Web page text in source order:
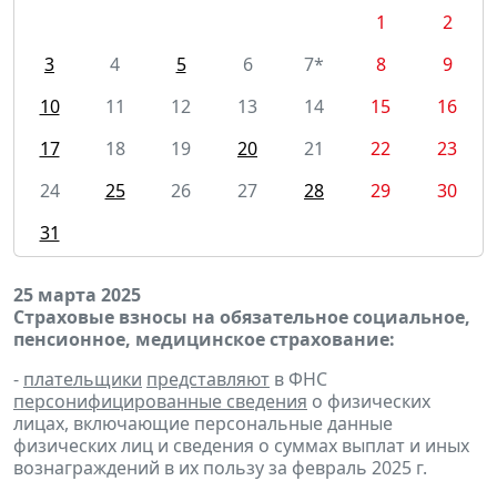
1
2
3
4 5 6 7* 8
9
10
11 12 13 14 15
16
17
18 19 20 21 22
23
24
25 26 27 28 29
30
31
25 марта 2025
Страховые взносы на обязательное социальное,
пенсионное, медицинское страхование:
- плательщики представляют в ФНС
персонифицированные сведения о физических
лицах, включающие персональные данные
физических лиц и сведения о суммах выплат и иных
вознаграждений в их пользу за февраль 2025 г.